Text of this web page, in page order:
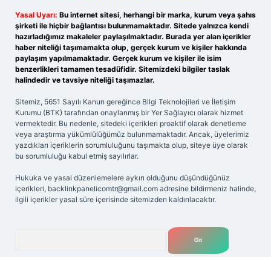
Yasal Uyarı: Bu internet sitesi, herhangi bir marka, kurum veya şahıs
şirketi ile hiçbir bağlantısı bulunmamaktadır. Sitede yalnızca kendi
hazırladığımız makaleler paylaşılmaktadır. Burada yer alan içerikler
haber niteliği taşımamakta olup, gerçek kurum ve kişiler hakkında
paylaşım yapılmamaktadır. Gerçek kurum ve kişiler ile isim
benzerlikleri tamamen tesadüfidir. Sitemizdeki bilgiler taslak
halindedir ve tavsiye niteliği taşımazlar.
Sitemiz, 5651 Sayılı Kanun gereğince Bilgi Teknolojileri ve İletişim
Kurumu (BTK) tarafından onaylanmış bir Yer Sağlayıcı olarak hizmet
vermektedir. Bu nedenle, sitedeki içerikleri proaktif olarak denetleme
veya araştırma yükümlülüğümüz bulunmamaktadır. Ancak, üyelerimiz
yazdıkları içeriklerin sorumluluğunu taşımakta olup, siteye üye olarak
bu sorumluluğu kabul etmiş sayılırlar.
Hukuka ve yasal düzenlemelere aykırı olduğunu düşündüğünüz
içerikleri, backlinkpanelicomtr@gmail.com adresine bildirmeniz halinde,
ilgili içerikler yasal süre içerisinde sitemizden kaldırılacaktır.